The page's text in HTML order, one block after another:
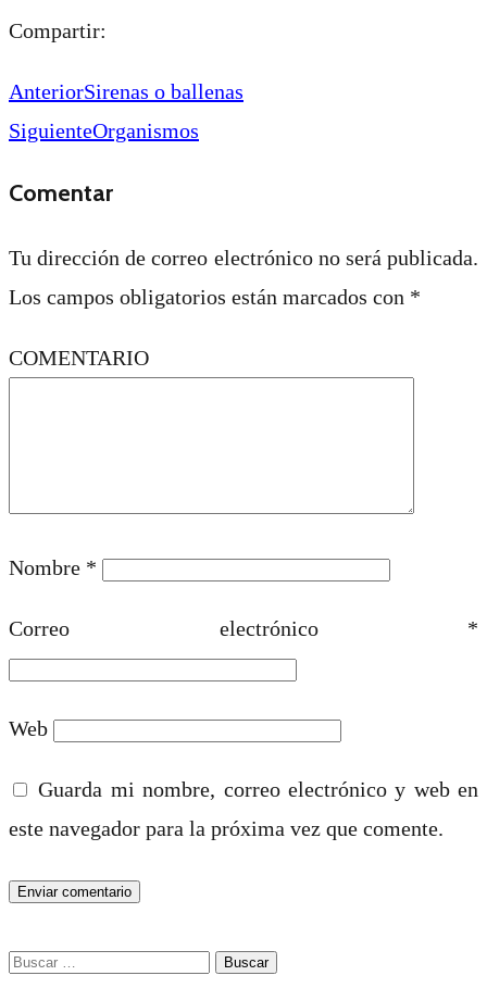
Compartir:
AnteriorSirenas o ballenas
SiguienteOrganismos
Comentar
Tu dirección de correo electrónico no será publicada.
Los campos obligatorios están marcados con *
COMENTARIO
Nombre *
Correo electrónico *
Web
Guarda mi nombre, correo electrónico y web en
este navegador para la próxima vez que comente.
Buscar: